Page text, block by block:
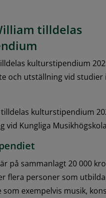
tilldelas
kulturstipendium
och utställning vid studier
kulturstipendium
vid Kungliga
på sammanlagt 20 000
flera personer som
exempelvis musik,